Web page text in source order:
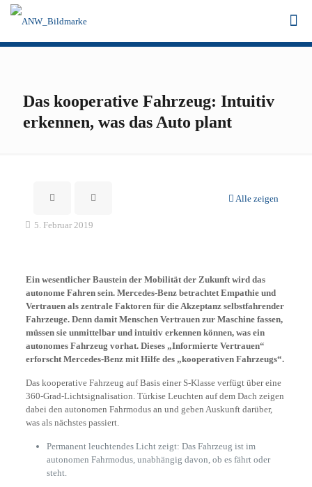
Das kooperative Fahrzeug: Intuitiv
erkennen, was das Auto plant
Alle zeigen
5. Februar 2019
Ein wesentlicher Baustein der Mobilität der Zukunft wird das
autonome Fahren sein. Mercedes-Benz betrachtet Empathie und
Vertrauen als zentrale Faktoren für die Akzeptanz selbstfahrender
Fahrzeuge. Denn damit Menschen Vertrauen zur Maschine fassen,
müssen sie unmittelbar und intuitiv erkennen können, was ein
autonomes Fahrzeug vorhat. Dieses „Informierte Vertrauen“
erforscht Mercedes-Benz mit Hilfe des „kooperativen Fahrzeugs“.
Das kooperative Fahrzeug auf Basis einer S-Klasse verfügt über eine
360-Grad-Lichtsignalisation. Türkise Leuchten auf dem Dach zeigen
dabei den autonomen Fahrmodus an und geben Auskunft darüber,
was als nächstes passiert.
Permanent leuchtendes Licht zeigt: Das Fahrzeug ist im
autonomen Fahrmodus, unabhängig davon, ob es fährt oder
steht.